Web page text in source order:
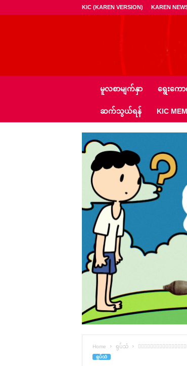
KIC (KAREN VERSION) KAREN
–
မူလစာမျက်နှာ ရွေး‌ကေ
ဆက်သွယ်ရန် KIC
Home ရုပ်သံ ၀့ၢ်တၢ်အဲၣ်ကမျၢ
ရုပ်သံ